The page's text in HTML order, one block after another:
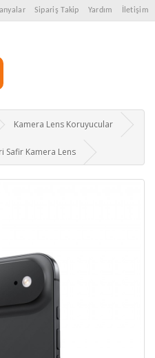
Sipariş Takip Yardım İletişim
Kamera Lens Koruyucular
Safir Kamera Lens